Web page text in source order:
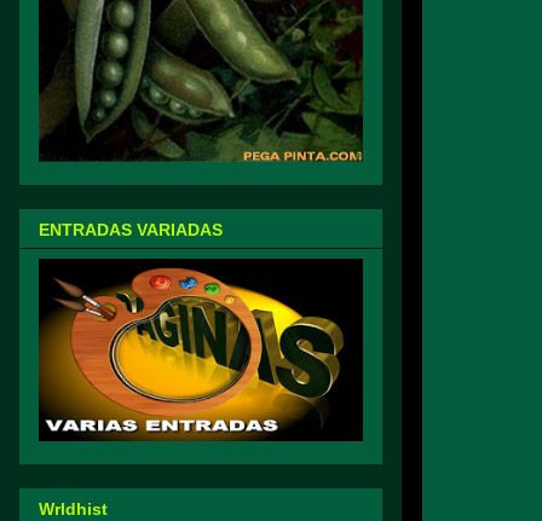
ENTRADAS VARIADAS
Wrldhist